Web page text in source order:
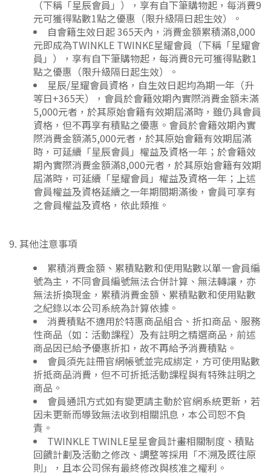
（下稱「星辰會員」），享有自下筆購物起，每消費9
元可獲得點數1點之優惠（限升級隔日起生效）。
自會籍生效日起 365天內，消費金額累積滿8,000
元即成為TWINKLE TWINKE星耀會員（下稱「星耀會
員」），享有自下筆購物起，每消費8元可獲得點數1
點之優惠（限升級隔日起生效）。
星辰/星耀會員資格，自生效日起均為期一年（升
等日+365天），會員於會籍效期內實際消費金額未滿
5,000元者，於其原始會籍有效期屆滿時，雖仍具會員
資格，但不再享有積點之優惠。會員於會籍效期內實
際消費金額滿5,000元者，於其原始會籍有效期屆滿
時，可延續「星辰會員」權益及資格一年；於會籍效
期內實際消費金額滿8,000元者，於其原始會籍有效期
屆滿時，可延續「星耀會員」權益及資格一年；上述
會員權益及資格延續之一年期間期滿後，會員可享有
之會員權益及資格，依此類推。
9. 其他注意事項
累積消費金額、累積點數和使用點數以單一會員編
號為主，不同會員編號無法合併計算、無法轉讓，亦
無法折換現金，累積消費金額、累積點數和使用點數
之紀錄以本公司系統為計算依據。
消費積點不適用於特惠商品組合、折扣商品、服務
性商品（如：活動課程）及有註明之精選商品，前述
商品因已給予優惠折扣，故不再給予消費積點。
會員須先註冊官網帳號並完成綁定，方可使用點數
折抵商品消費，但不可折抵活動課程與有特殊註明之
商品。
會員通訊方式如有變更請主動於官網系統更新，若
因未更新而導致無法收到相關訊息，本公司恕不負
責。
TWINKLE TWINLE星星會員計畫相關制度、積點
回饋計劃及活動之修改、調整等採用「不溯及既往原
則」，且本公司保有最終修改與核准之權利。